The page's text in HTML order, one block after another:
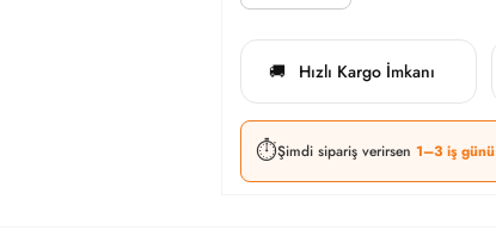
🚚 Hızlı Kargo İmkanı
⏱️Şimdi sipariş verirsen 1–3 iş günü